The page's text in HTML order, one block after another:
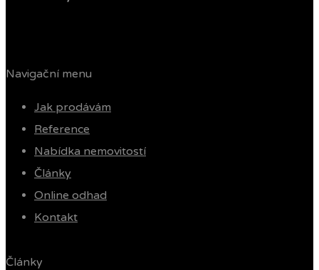
Navigační menu
Jak prodávám
Reference
Nabídka nemovitostí
Články
Online odhad
Kontakt
Články